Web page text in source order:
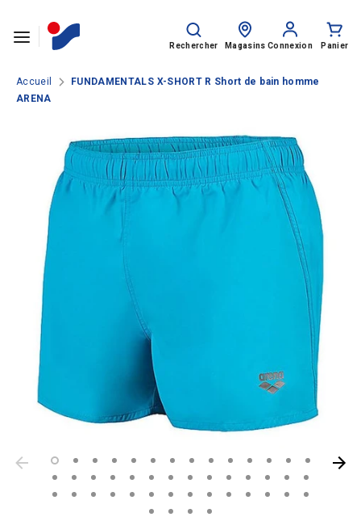
Rechercher
Recherche
Rechercher
sur
Magasins Connexion Panier
SPORTS
ENFANT
Rentrée des classes
MARQUES
NOS CATALOGUES
CLUBS ET COLLECTIVITÉS
Accueil
FUNDAMENTALS X-SHORT R Short de bain homme
ARENA